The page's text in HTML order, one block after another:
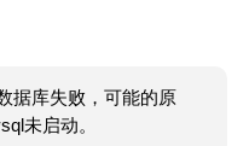
据库失败，可能的原
未启动。